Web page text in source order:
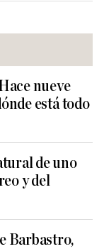
nueve
está todo
de uno
y del
Barbastro,